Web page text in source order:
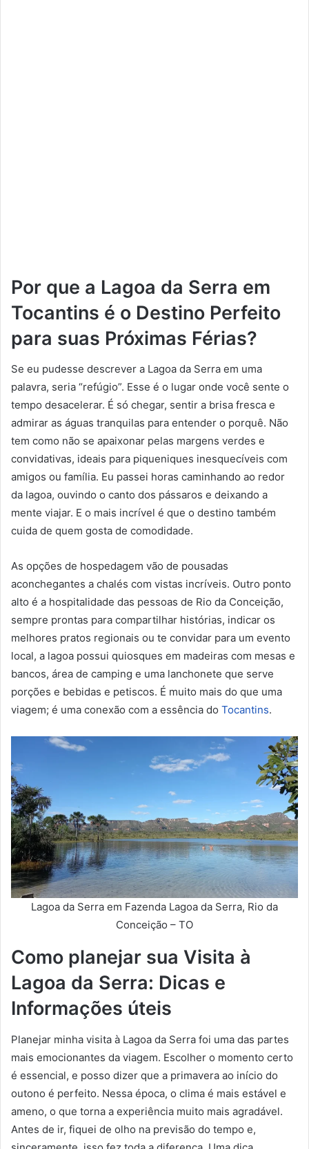
Por que a Lagoa da Serra em
Tocantins é o Destino Perfeito
para suas Próximas Férias?
Se eu pudesse descrever a Lagoa da Serra em uma
palavra, seria “refúgio”. Esse é o lugar onde você sente o
tempo desacelerar. É só chegar, sentir a brisa fresca e
admirar as águas tranquilas para entender o porquê. Não
tem como não se apaixonar pelas margens verdes e
convidativas, ideais para piqueniques inesquecíveis com
amigos ou família. Eu passei horas caminhando ao redor
da lagoa, ouvindo o canto dos pássaros e deixando a
mente viajar. E o mais incrível é que o destino também
cuida de quem gosta de comodidade.
As opções de hospedagem vão de pousadas
aconchegantes a chalés com vistas incríveis. Outro ponto
alto é a hospitalidade das pessoas de Rio da Conceição,
sempre prontas para compartilhar histórias, indicar os
melhores pratos regionais ou te convidar para um evento
local, a lagoa possui quiosques em madeiras com mesas e
bancos, área de camping e uma lanchonete que serve
porções e bebidas e petiscos. É muito mais do que uma
viagem; é uma conexão com a essência do Tocantins.
Lagoa da Serra em Fazenda Lagoa da Serra, Rio da
Conceição – TO
Como planejar sua Visita à
Lagoa da Serra: Dicas e
Informações úteis
Planejar minha visita à Lagoa da Serra foi uma das partes
mais emocionantes da viagem. Escolher o momento certo
é essencial, e posso dizer que a primavera ao início do
outono é perfeito. Nessa época, o clima é mais estável e
ameno, o que torna a experiência muito mais agradável.
Antes de ir, fiquei de olho na previsão do tempo e,